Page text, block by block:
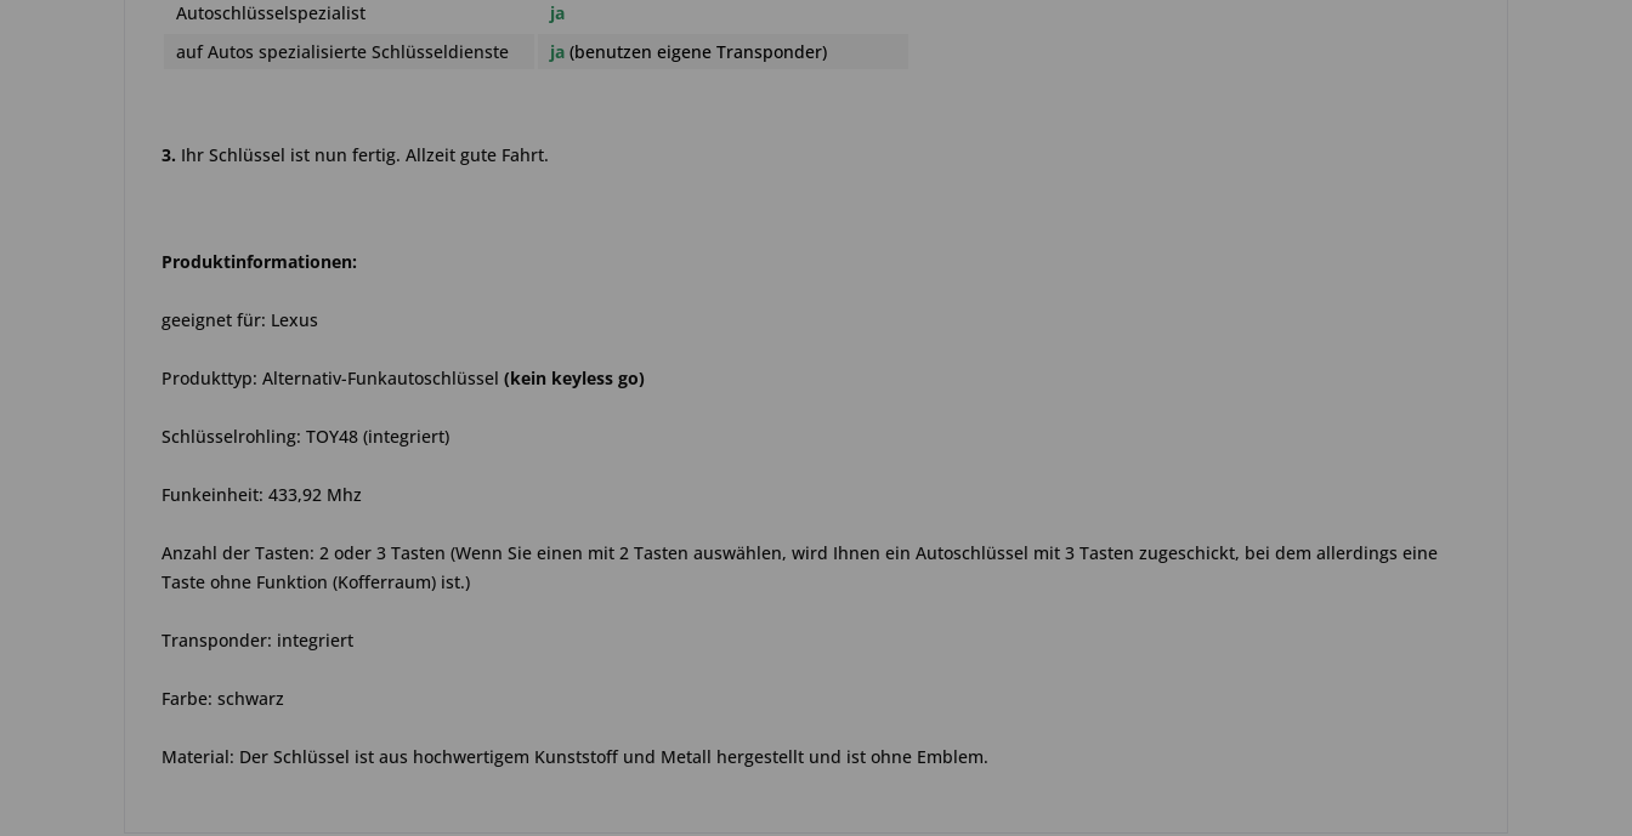
Autoschlüsselspezialist
ja
auf Autos spezialisierte Schlüsseldienste
ja (benutzen eigene Transponder)
3. Ihr Schlüssel ist nun fertig. Allzeit gute Fahrt.
Produktinformationen:
geeignet für: Lexus
Produkttyp: Alternativ-Funkautoschlüssel (kein keyless go)
Schlüsselrohling: TOY48 (integriert)
Funkeinheit: 433,92 Mhz
Anzahl der Tasten: 2 oder 3 Tasten (Wenn Sie einen mit 2 Tasten auswählen, wird Ihnen ein Autoschlüssel mit 3 Tasten zugeschickt, bei dem allerdings eine
Taste ohne Funktion (Kofferraum) ist.)
Transponder: integriert
Farbe: schwarz
Material: Der Schlüssel ist aus hochwertigem Kunststoff und Metall hergestellt und ist ohne Emblem.